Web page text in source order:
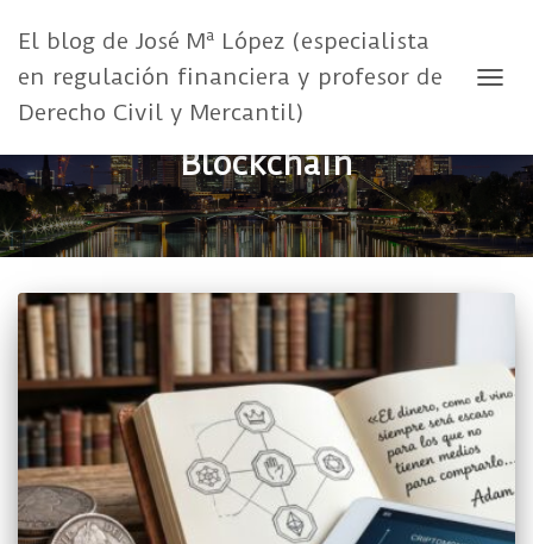
El blog de José Mª López (especialista
en regulación financiera y profesor de
Derecho Civil y Mercantil)
Blockchain